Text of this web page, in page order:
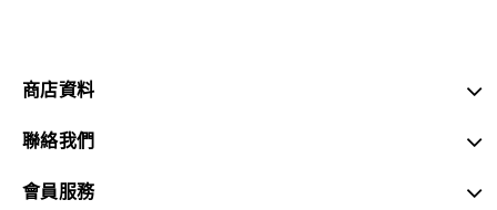
商店資料
聯絡我們
會員服務